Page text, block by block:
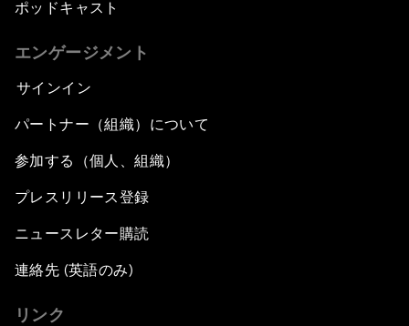
ポッドキャスト
エンゲージメント
サインイン
パートナー（組織）について
参加する（個人、組織）
プレスリリース登録
ニュースレター購読
連絡先 (英語のみ)
リンク